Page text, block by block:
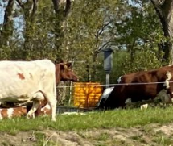
Ga
naar
de
inhoud